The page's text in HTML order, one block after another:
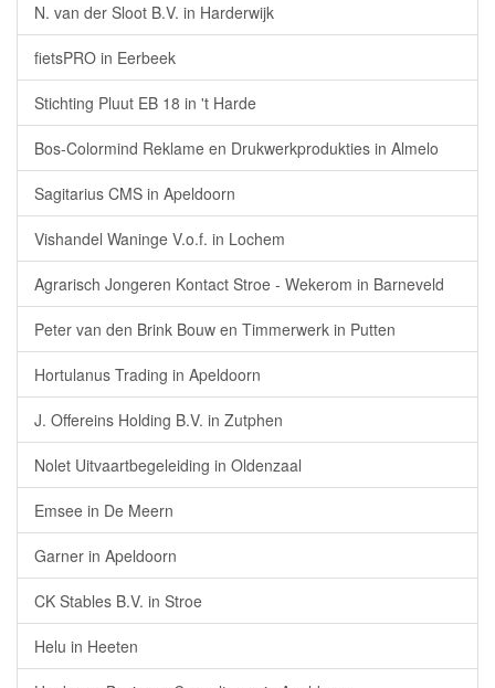
N. van der Sloot B.V. in Harderwijk
fietsPRO in Eerbeek
Stichting Pluut EB 18 in 't Harde
Bos-Colormind Reklame en Drukwerkprodukties in Almelo
Sagitarius CMS in Apeldoorn
Vishandel Waninge V.o.f. in Lochem
Agrarisch Jongeren Kontact Stroe - Wekerom in Barneveld
Peter van den Brink Bouw en Timmerwerk in Putten
Hortulanus Trading in Apeldoorn
J. Offereins Holding B.V. in Zutphen
Nolet Uitvaartbegeleiding in Oldenzaal
Emsee in De Meern
Garner in Apeldoorn
CK Stables B.V. in Stroe
Helu in Heeten